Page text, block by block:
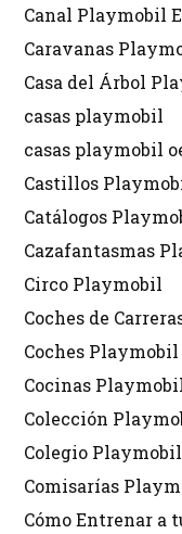
Canal Playmobil
Caravanas
Casa del Árbol
casas playmobil
casas playmobil
Castillos
Catálogos
Cazafantasmas
Circo Playmobil
Coches de
Coches Playmobil
Cocinas
Colección
Colegio Playmobil
Comisarías
Cómo Entrenar a